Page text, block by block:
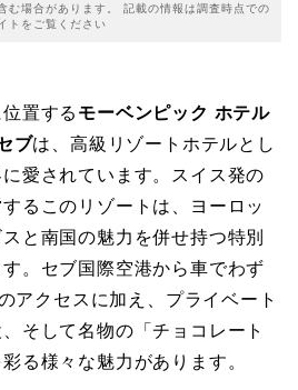
む場合があります。 記載の情報は調査時点での
トをご覧ください
置する モーベンピック ホテル
ブは、高級リゾートホテルとし
愛されています。スイス発の
るこのリゾートは、ヨーロッ
と南国の魅力を併せ持つ特別
。セブ国際空港から車でわず
アクセスに加え、プライベート
そして名物の「チョコレート
る様々な魅力があります。